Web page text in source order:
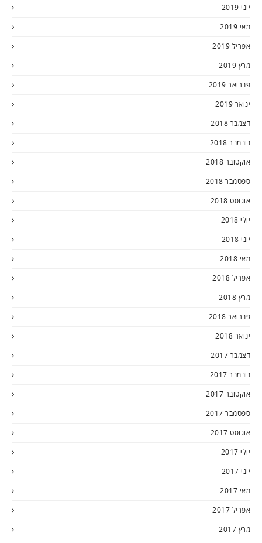
יוני 2019
מאי 2019
אפריל 2019
מרץ 2019
פברואר 2019
ינואר 2019
דצמבר 2018
נובמבר 2018
אוקטובר 2018
ספטמבר 2018
אוגוסט 2018
יולי 2018
יוני 2018
מאי 2018
אפריל 2018
מרץ 2018
פברואר 2018
ינואר 2018
דצמבר 2017
נובמבר 2017
אוקטובר 2017
ספטמבר 2017
אוגוסט 2017
יולי 2017
יוני 2017
מאי 2017
אפריל 2017
מרץ 2017